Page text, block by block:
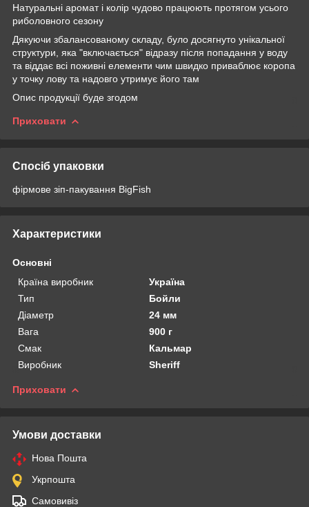
Натуральні аромат і колір чудово працюють протягом усього
риболовного сезону
Дякуючи збалансованому складу, було досягнуто унікальної
структури, яка "включається" відразу після попадання у воду
та віддає всі поживні елементи чим швидко приваблює коропа
у точку лову та надовго утримує його там
Опис продукції буде згодом
Приховати
Спосіб упаковки
фірмове зіп-пакування BigFish
Характеристики
Основні
Країна виробник
Україна
Тип
Бойли
Діаметр
24 мм
Вага
900 г
Смак
Кальмар
Виробник
Sheriff
Приховати
Умови доставки
Нова Пошта
Укрпошта
Самовивіз